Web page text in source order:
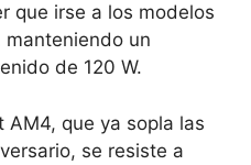
que irse a los modelos
un
de 120 W.
AM4, que ya sopla las
se resiste a